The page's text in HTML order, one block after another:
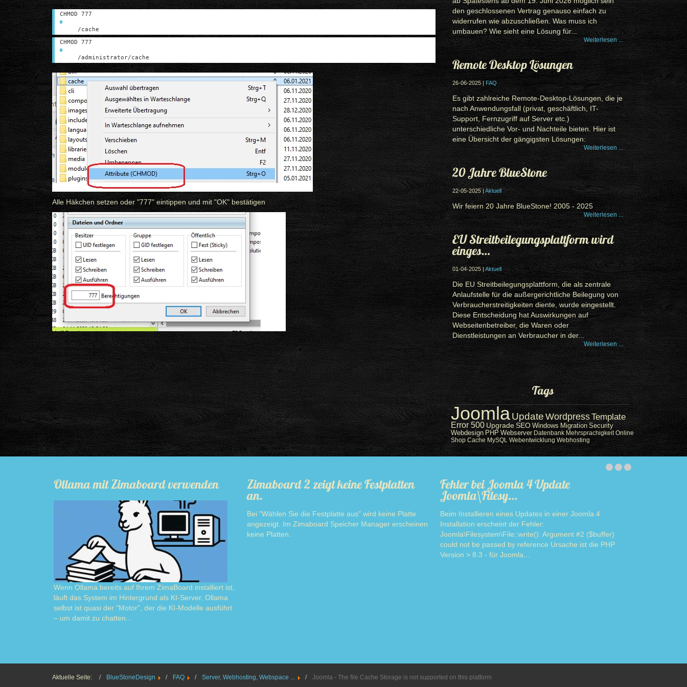
CHMOD 777
/cache
CHMOD 777
/administrator/cache
Alle Häkchen setzen oder "777" eintippen und mit "OK" bestätigen
den geschlossenen Vertrag genauso einfach zu
widerrufen wie abzuschließen. Was muss ich
umbauen? Wie sieht eine Lösung für...
Weiterlesen ...
Remote Desktop Lösungen
26-06-2025 | FAQ
Es gibt zahlreiche Remote-Desktop-Lösungen, die je
nach Anwendungsfall (privat, geschäftlich, IT-
Support, Fernzugriff auf Server etc.)
unterschiedliche Vor- und Nachteile bieten. Hier ist
eine Übersicht der gängigsten Lösungen:
Weiterlesen ...
20 Jahre BlueStone
22-05-2025 |Aktuell
Wir feiern 20 Jahre BlueStone! 2005 - 2025
Weiterlesen ...
EU Streitbeilegungsplattform wird
einges…
01-04-2025 |Aktuell
Die EU Streitbeilegungsplattform, die als zentrale
Anlaufstelle für die außergerichtliche Beilegung von
Verbraucherstreitigkeiten diente, wurde eingestellt.
Diese Entscheidung hat Auswirkungen auf
Webseitenbetreiber, die Waren oder
Dienstleistungen an Verbraucher in der...
Weiterlesen ...
Tags
JoomlaUpdateWordpressTemplate
Error 500 Upgrade SEO Windows Migration Security
Webdesign PHP Webserver Datenbank Mehrsprachigkeit Online
Shop Cache MySQL Webentwicklung Webhosting
Ollama mit Zimaboard verwenden
Wenn Ollama bereits auf Ihrem ZimaBoard installiert ist,
läuft das System im Hintergrund als KI-Server. Ollama
selbst ist quasi der "Motor", der die KI-Modelle ausführt
– um damit zu chatten...
Zimaboard 2 zeigt keine Festplatten
an.
Bei "Wählen Sie die Festplatte aus" wird keine Platte
angezeigt. Im Zimaboard Speicher Manager erscheinen
keine Platten.
Fehler bei Joomla 4 Update
Joomla\Filesy…
Beim Installieren eines Updates in einer Joomla 4
Installation erscheint der Fehler:
Joomla\Filesystem\File::write(): Argument #2 ($buffer)
could not be passed by reference Ursache ist die PHP
Version > 8.3 - für Joomla...
Aktuelle Seite: BlueStoneDesign FAQ Server, Webhosting, Webspace ... Joomla - The file Cache Storage is not supported on this platform